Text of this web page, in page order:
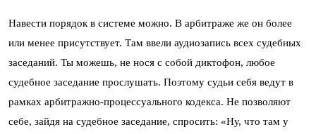
Навести порядок в системе можно. В арбитраже же он более
или менее присутствует. Там ввели аудиозапись всех судебных
заседаний. Ты можешь, не нося с собой диктофон, любое
судебное заседание прослушать. Поэтому судьи себя ведут в
рамках арбитражно-процессуального кодекса. Не позволяют
себе, зайдя на судебное заседание, спросить: «Ну, что там у